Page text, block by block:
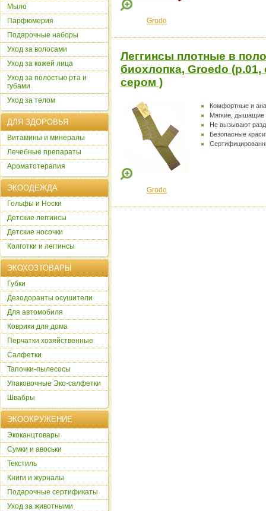
Grodo
Леггинсы плотные в
биохлопка, Groedo
сером )
Комфортные и
Мягкие, дышащие
Не вызывают
Безопасные
Grodo
Мыло
Парфюмерия
Подарочные наборы
Уход за волосами
Уход за кожей лица
Уход за полостью рта и
губами
Уход за телом
ДЛЯ ЗДОРОВЬЯ
Витамины и минералы
Лечебные препараты
Ароматотерапия
ЭКООДЕЖДА
Гольфы и Носки
Детские леггинсы
Детские носочки
Колготки и леггинсы
ЭКОХОЗТОВАРЫ
Губки
Дезодоранты осушители
Для автомобиля
Коврики для дома
Перчатки хозяйственные
Салфетки
Тапочки-пылесосы
Упаковочные Эко-салфетки
Швабры
ЭКООКРУЖЕНИЕ
Экоканцтовары
Сумки и авоськи
Текстиль
Книги и журналы
Подарочные сертификаты
Уход за животными